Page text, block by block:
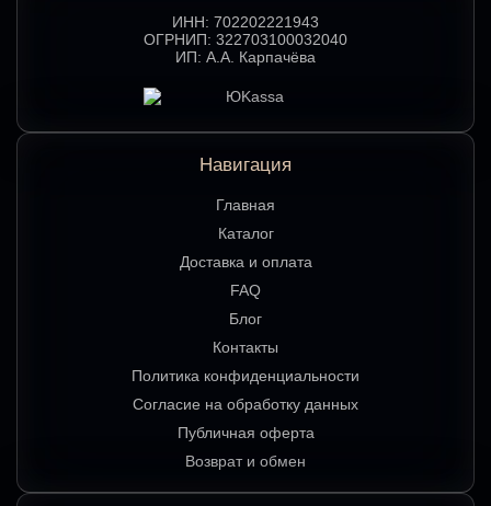
ИНН: 702202221943
ОГРНИП: 322703100032040
ИП: А.А. Карпачёва
Навигация
Главная
Каталог
Доставка и оплата
FAQ
Блог
Контакты
Политика конфиденциальности
Согласие на обработку данных
Публичная оферта
Возврат и обмен